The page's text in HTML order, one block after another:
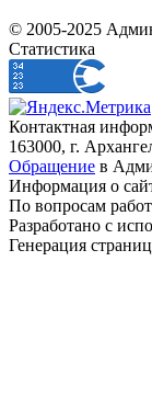
© 2005-2025
Статистика
Контактная
163000, г.
Обращение в
Информация о
По вопросам
Разработано с
Генерация